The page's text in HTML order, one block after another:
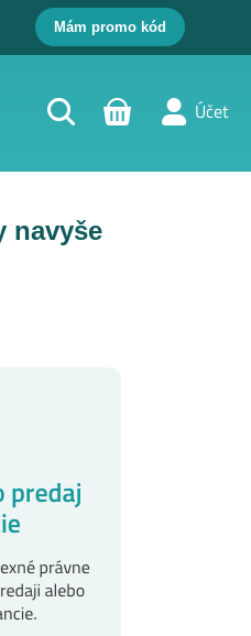
Mám promo kód
Účet
navyše